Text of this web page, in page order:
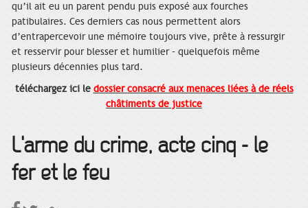
qu’il ait eu un parent pendu puis exposé aux fourches
patibulaires. Ces derniers cas nous permettent alors
d’entrapercevoir une mémoire toujours vive, prête à ressurgir
et resservir pour blesser et humilier – quelquefois même
plusieurs décennies plus tard.
téléchargez ici le dossier consacré aux menaces liées à de réels
châtiments de justice
L'arme du crime, acte cinq - le
fer et le feu